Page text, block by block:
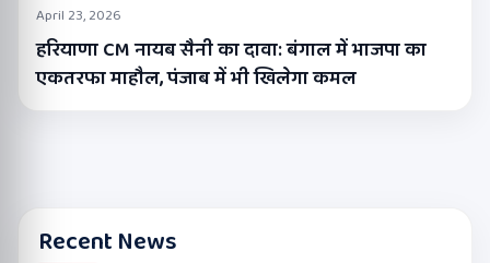
April 23, 2026
हरियाणा CM नायब सैनी का दावा: बंगाल में भाजपा का
एकतरफा माहौल, पंजाब में भी खिलेगा कमल
Recent News